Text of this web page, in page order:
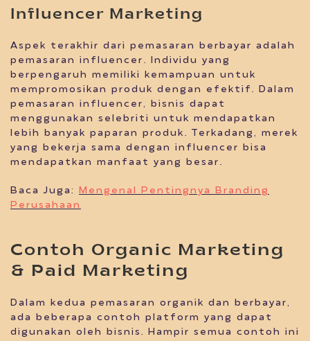
Influencer Marketing
Aspek terakhir dari pemasaran berbayar adalah
pemasaran influencer. Individu yang
berpengaruh memiliki kemampuan untuk
mempromosikan produk dengan efektif. Dalam
pemasaran influencer, bisnis dapat
menggunakan selebriti untuk mendapatkan
lebih banyak paparan produk. Terkadang, merek
yang bekerja sama dengan influencer bisa
mendapatkan manfaat yang besar.
Baca Juga: Mengenal Pentingnya Branding
Perusahaan
Contoh Organic Marketing
& Paid Marketing
Dalam kedua pemasaran organik dan berbayar,
ada beberapa contoh platform yang dapat
digunakan oleh bisnis. Hampir semua contoh ini